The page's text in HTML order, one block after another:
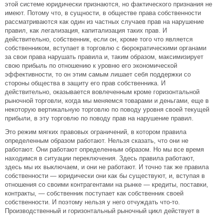
этой системе юридически признаются, но фактического признания не
имеют. Потому что, в сущности, в обществе права собственности
рассматриваются как один из частных случаев прав на нарушение
правил, как легализация, капитализация таких прав. И
действительно, собственник, если он, кроме того что является
собственником, вступает в торговлю с бюрократическими органами
за свои права нарушать правила и, таким образом, максимизирует
свою прибыль по отношению к уровню его экономической
эффективности, то он этим самым лишает себя поддержки со
стороны общества в защиту его прав собственника. И
действительно, оказывается вовлеченным кроме горизонтальной
рыночной торговли, когда мы меняемся товарами и деньгами, еще в
некоторую вертикальную торговлю по поводу уровня своей текущей
прибыли, в эту торговлю по поводу прав на нарушение правил.
Это режим мягких правовых ограничений, в котором правила
определенным образом работают. Нельзя сказать, что они не
работают. Они работают определенным образом. Но мы все время
находимся в ситуации переключения. Здесь правила работают,
здесь мы их выключаем, и они не работают. И точно так же правила
собственности — юридически они как бы существуют, и, вступая в
отношения со своими контрагентами на рынке — кредиты, поставки,
контракты, — собственник поступает как собственник своей
собственности. И поэтому нельзя у него отчуждать что-то.
Производственный и горизонтальный рыночный цикл действует в